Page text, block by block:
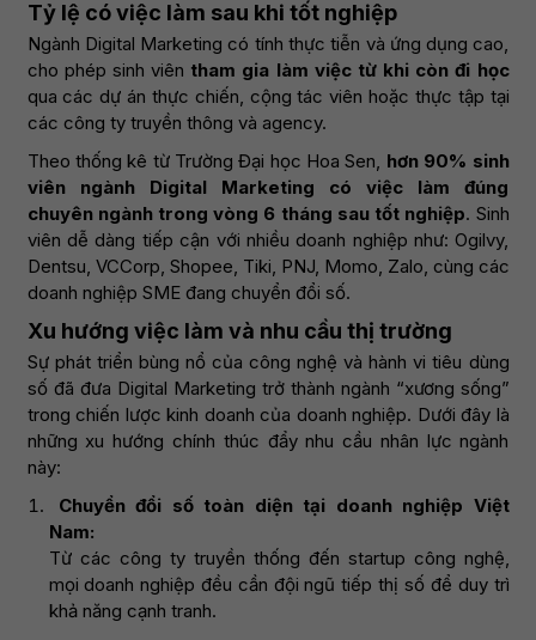
Tỷ lệ có việc làm sau khi tốt nghiệp
Ngành Digital Marketing có tính thực tiễn và ứng dụng cao,
cho phép sinh viên tham gia làm việc từ khi còn đi học
qua các dự án thực chiến, cộng tác viên hoặc thực tập tại
các công ty truyền thông và agency.
Theo thống kê từ Trường Đại học Hoa Sen, hơn 90% sinh
viên ngành Digital Marketing có việc làm đúng
chuyên ngành trong vòng 6 tháng sau tốt nghiệp. Sinh
viên dễ dàng tiếp cận với nhiều doanh nghiệp như: Ogilvy,
Dentsu, VCCorp, Shopee, Tiki, PNJ, Momo, Zalo, cùng các
doanh nghiệp SME đang chuyển đổi số.
Xu hướng việc làm và nhu cầu thị trường
Sự phát triển bùng nổ của công nghệ và hành vi tiêu dùng
số đã đưa Digital Marketing trở thành ngành “xương sống”
trong chiến lược kinh doanh của doanh nghiệp. Dưới đây là
những xu hướng chính thúc đẩy nhu cầu nhân lực ngành
này:
Chuyển đổi số toàn diện tại doanh nghiệp Việt
Nam:
Từ các công ty truyền thống đến startup công nghệ,
mọi doanh nghiệp đều cần đội ngũ tiếp thị số để duy trì
khả năng cạnh tranh.